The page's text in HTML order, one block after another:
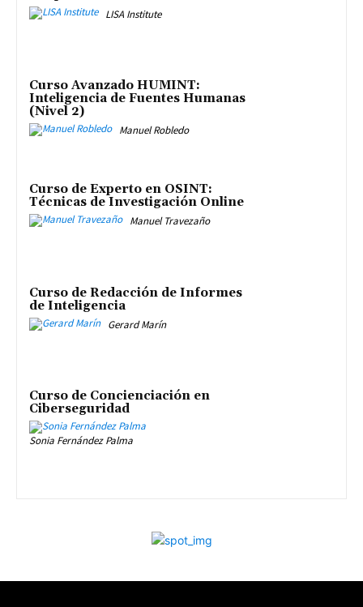
LISA Institute
Curso Avanzado HUMINT:
Inteligencia de Fuentes Humanas
(Nivel 2)
Manuel Robledo
Curso de Experto en OSINT:
Técnicas de Investigación Online
Manuel Travezaño
Curso de Redacción de Informes
de Inteligencia
Gerard Marín
Curso de Concienciación en
Ciberseguridad
Sonia Fernández Palma